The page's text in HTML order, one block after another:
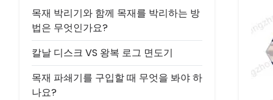
목재 박리기와 함께 목재를 박리하는 방
법은 무엇인가요?
칼날 디스크 VS 왕복 로그 면도기
목재 파쇄기를 구입할 때 무엇을 봐야 하
나요?